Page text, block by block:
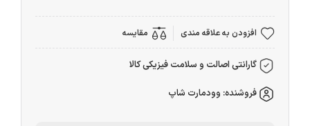
افزودن به علاقه مندی مقایسه
گارانتی اصالت و سلامت فیزیکی کالا
فروشنده: وودمارت شاپ